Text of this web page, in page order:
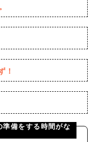
！
備をする時間がな